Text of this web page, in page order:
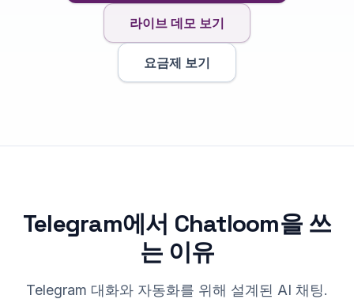
라이브 데모 보기
요금제 보기
Telegram에서 Chatloom을 쓰
는 이유
Telegram 대화와 자동화를 위해 설계된 AI 채팅.